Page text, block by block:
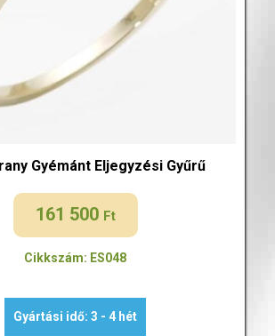
Gyémánt Eljegyzési Gyűrű
161 500 Ft
Cikkszám: ES048
Gyártási idő: 3 - 4 hét